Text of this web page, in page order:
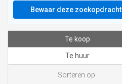
Bewaar deze zoekopdracht
Te koop
Te huur
Sorteren op: